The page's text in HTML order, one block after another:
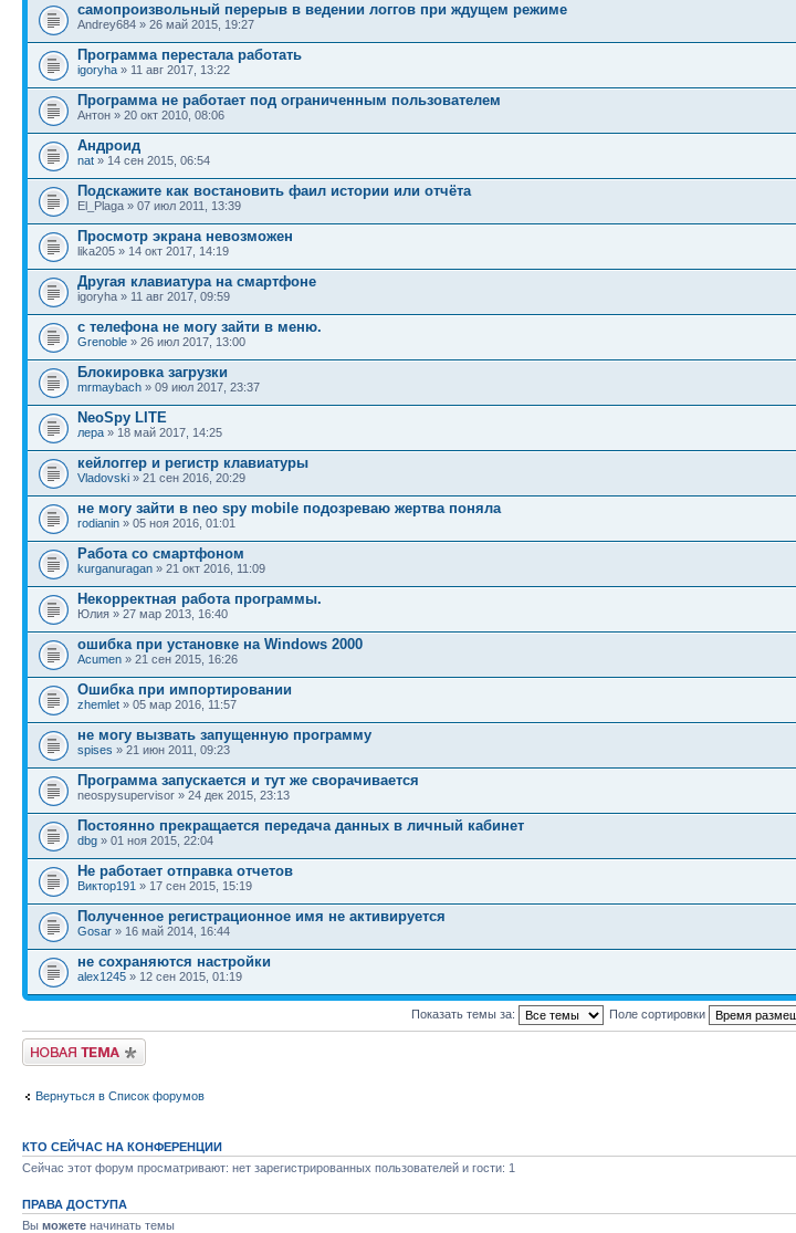
самопроизвольный перерыв в ведении логгов при ждущем режиме
Andrey684 » 26 май 2015, 19:27
Программа перестала работать
igoryha » 11 авг 2017, 13:22
Программа не работает под ограниченным пользователем
Антон » 20 окт 2010, 08:06
Андроид
nat » 14 сен 2015, 06:54
Подскажите как востановить фаил истории или отчёта
El_Plaga » 07 июл 2011, 13:39
Просмотр экрана невозможен
lika205 » 14 окт 2017, 14:19
Другая клавиатура на смартфоне
igoryha » 11 авг 2017, 09:59
с телефона не могу зайти в меню.
Grenoble » 26 июл 2017, 13:00
Блокировка загрузки
mrmaybach » 09 июл 2017, 23:37
NeoSpy LITE
лера » 18 май 2017, 14:25
кейлоггер и регистр клавиатуры
Vladovski » 21 сен 2016, 20:29
не могу зайти в neo spy mobile подозреваю жертва поняла
rodianin » 05 ноя 2016, 01:01
Работа со смартфоном
kurganuragan » 21 окт 2016, 11:09
Некорректная работа программы.
Юлия » 27 мар 2013, 16:40
ошибка при установке на Windows 2000
Acumen » 21 сен 2015, 16:26
Ошибка при импортировании
zhemlet » 05 мар 2016, 11:57
не могу вызвать запущенную программу
spises » 21 июн 2011, 09:23
Программа запускается и тут же сворачивается
neospysupervisor » 24 дек 2015, 23:13
Постоянно прекращается передача данных в личный кабинет
dbg » 01 ноя 2015, 22:04
Не работает отправка отчетов
Виктор191 » 17 сен 2015, 15:19
Полученное регистрационное имя не активируется
Gosar » 16 май 2014, 16:44
не сохраняются настройки
alex1245 » 12 сен 2015, 01:19
Показать темы за: Поле сортировки
Новая тема
Вернуться в Список форумов
КТО СЕЙЧАС НА КОНФЕРЕНЦИИ
Сейчас этот форум просматривают: нет зарегистрированных пользователей и гости: 1
ПРАВА ДОСТУПА
Вы можете начинать темы